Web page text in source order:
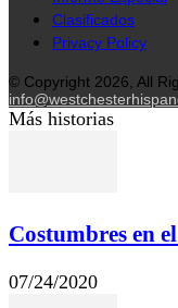
Clasificados
Privacy Policy
© Copyright 2026, All
Más historias
Costumbres en
07/24/2020